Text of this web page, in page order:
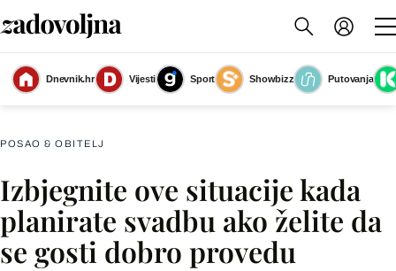
Dnevnik.hr Vijesti Sport Showbizz
Putovanja
Slika nije dostupna
POSAO & OBITELJ
Izbjegnite ove situacije kada
planirate svadbu ako želite da
se gosti dobro provedu
Facebook
X